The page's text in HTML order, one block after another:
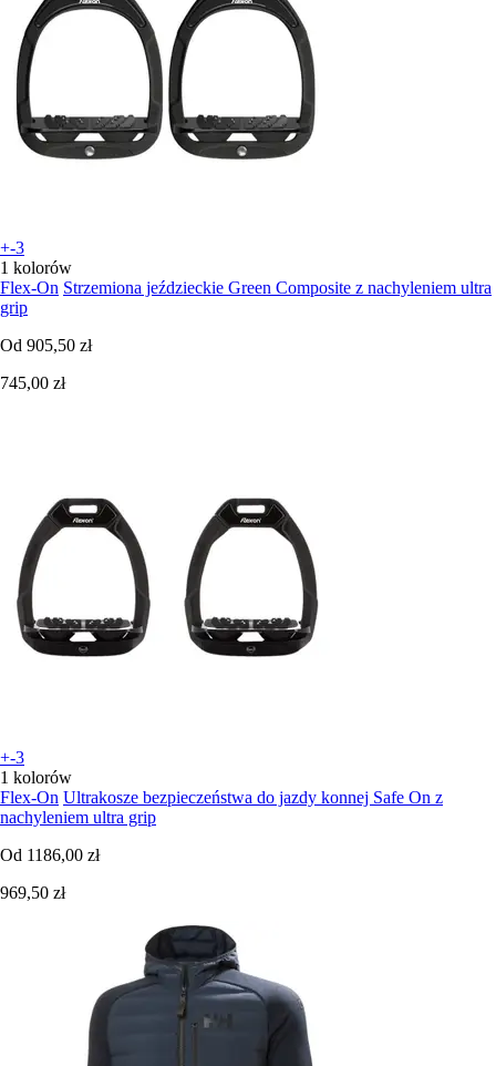
+-3
1 kolorów
Flex-On Strzemiona jeździeckie Green Composite z nachyleniem ultra
grip
Od 905,50 zł
745,00 zł
+-3
1 kolorów
Flex-On Ultrakosze bezpieczeństwa do jazdy konnej Safe On z
nachyleniem ultra grip
Od 1186,00 zł
969,50 zł